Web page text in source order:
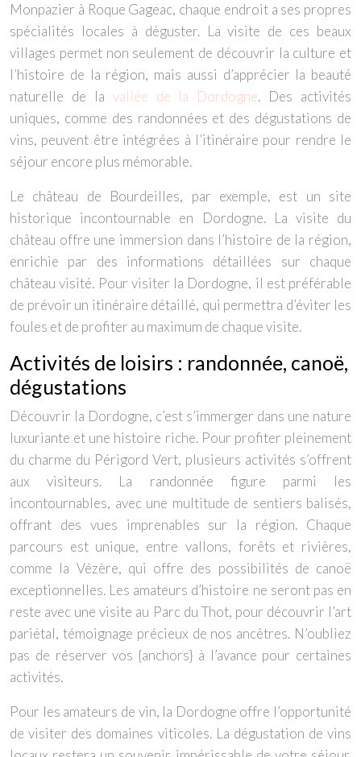
Monpazier à Roque Gageac, chaque endroit a ses propres
spécialités locales à déguster. La visite de ces beaux
villages permet non seulement de découvrir la culture et
l’histoire de la région, mais aussi d’apprécier la beauté
naturelle de la vallée de la Dordogne. Des activités
uniques, comme des randonnées et des dégustations de
vins, peuvent être intégrées à l’itinéraire pour rendre le
séjour encore plus mémorable.
Le château de Bourdeilles, par exemple, est un site
historique incontournable en Dordogne. La visite du
château offre une immersion dans l’histoire de la région,
enrichie par des informations détaillées sur chaque
château visité. Pour visiter la Dordogne, il est préférable
de prévoir un itinéraire détaillé, qui permettra d’éviter les
foules et de profiter au maximum de chaque visite.
Activités de loisirs : randonnée, canoë,
dégustations
Découvrir la Dordogne, c’est s’immerger dans une nature
luxuriante et une histoire riche. Pour profiter pleinement
du charme du Périgord Vert, plusieurs activités s’offrent
aux visiteurs. La randonnée figure parmi les
incontournables, avec une multitude de sentiers balisés,
offrant des vues imprenables sur la région. Chaque
parcours est unique, entre vallons, forêts et rivières,
comme la Vézère, qui offre des possibilités de canoë
exceptionnelles. Les amateurs d’histoire ne seront pas en
reste avec une visite au Parc du Thot, pour découvrir l’art
pariétal, témoignage précieux de nos ancêtres. N’oubliez
pas de réserver vos {anchors} à l’avance pour certaines
activités.
Pour les amateurs de vin, la Dordogne offre l’opportunité
de visiter des domaines viticoles. La dégustation de vins